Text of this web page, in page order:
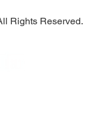
Rights Reserved.